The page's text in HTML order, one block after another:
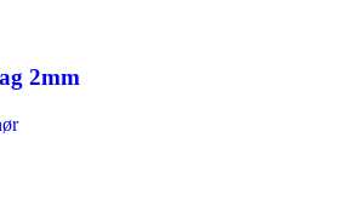
2mm